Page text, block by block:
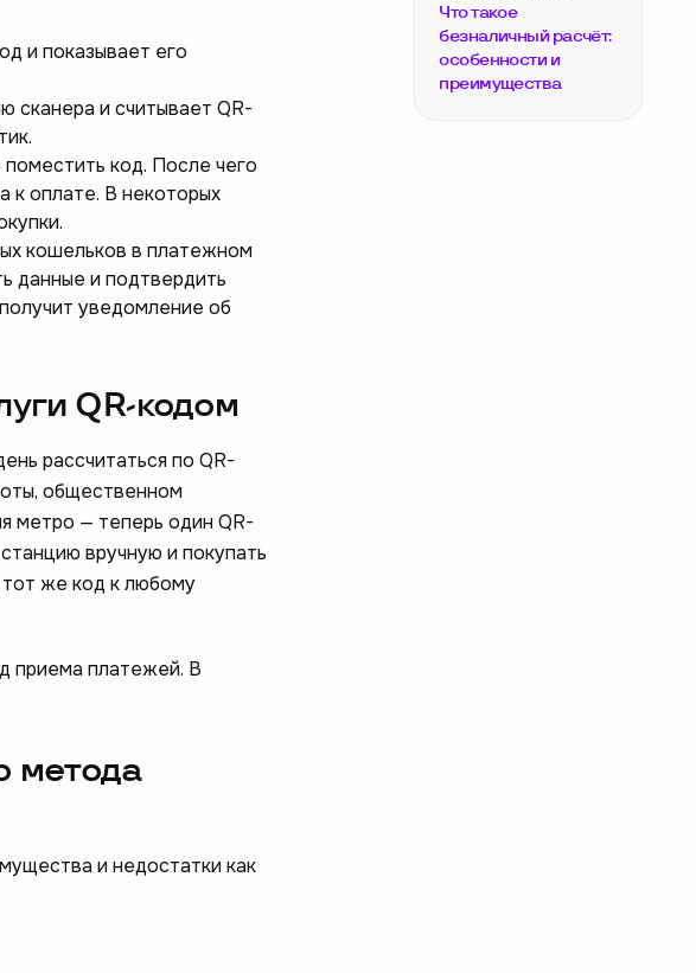
Что такое
безналичный расчёт:
особенности и
преимущества
и показывает его
сканера и считывает QR-
код. После чего
к оплате. В некоторых
кошельков в платежном
данные и подтвердить
уведомление об
QR-кодом
рассчитаться по QR-
общественном
метро — теперь один QR-
вручную и покупать
же код к любому
приема платежей. В
метода
и недостатки как